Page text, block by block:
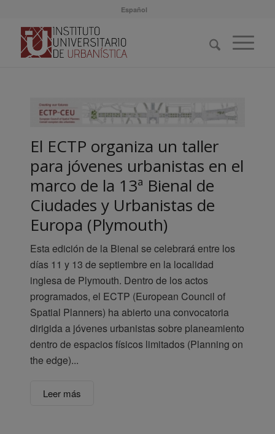
Español
El ECTP organiza un taller
para jóvenes urbanistas en el
marco de la 13ª Bienal de
Ciudades y Urbanistas de
Europa (Plymouth)
Esta edición de la Bienal se celebrará entre los
días 11 y 13 de septiembre en la localidad
inglesa de Plymouth. Dentro de los actos
programados, el ECTP (European Council of
Spatial Planners) ha abierto una convocatoria
dirigida a jóvenes urbanistas sobre planeamiento
dentro de espacios físicos limitados (Planning on
the edge)...
Leer más